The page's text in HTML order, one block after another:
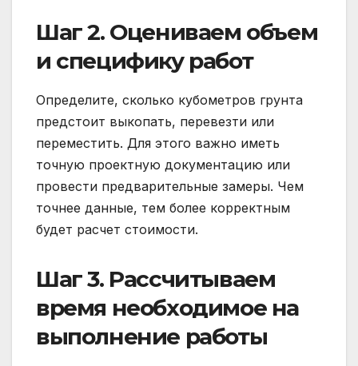
Шаг 2. Оцениваем объем
и специфику работ
Определите, сколько кубометров грунта
предстоит выкопать, перевезти или
переместить. Для этого важно иметь
точную проектную документацию или
провести предварительные замеры. Чем
точнее данные, тем более корректным
будет расчет стоимости.
Шаг 3. Рассчитываем
время необходимое на
выполнение работы